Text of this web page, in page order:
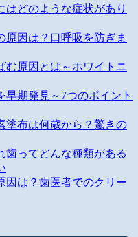
はどのような症状があり
原因は？口呼吸を防ぎま
む原因とは～ホワイトニ
早期発見～7つのポイント
塗布は何歳から？驚きの
歯ってどんな種類がある
因は？歯医者でのクリー